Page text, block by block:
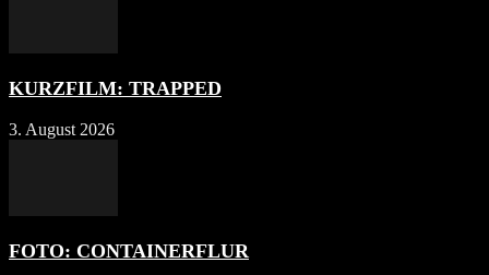
KURZFILM: TRAPPED
3. August 2026
FOTO: CONTAINERFLUR